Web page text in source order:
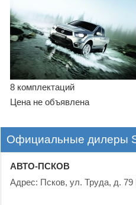
8 комплектаций
Цена не объявлена
Официальные дилеры
АВТО-ПСКОВ
Адрес: Псков, ул. Труда, д. 79